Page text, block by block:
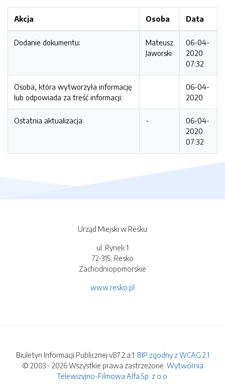
Akcja Osoba Data
Dodanie dokumentu:
Mateusz
Jaworski
06-04-
2020
07:32
Osoba, która wytworzyła informację
lub odpowiada za treść informacji:
06-04-
2020
Ostatnia aktualizacja: -
06-04-
2020
07:32
Urząd Miejski w Resku
ul. Rynek 1
72-315, Resko
Zachodniopomorskie
www.resko.pl
Biuletyn Informacji Publicznej v87.2.a.1. BIP zgodny z WCAG 2.1
© 2003 - 2026 Wszystkie prawa zastrzeżone. Wytwórnia
Telewizyjno-Filmowa Alfa Sp. z o.o.